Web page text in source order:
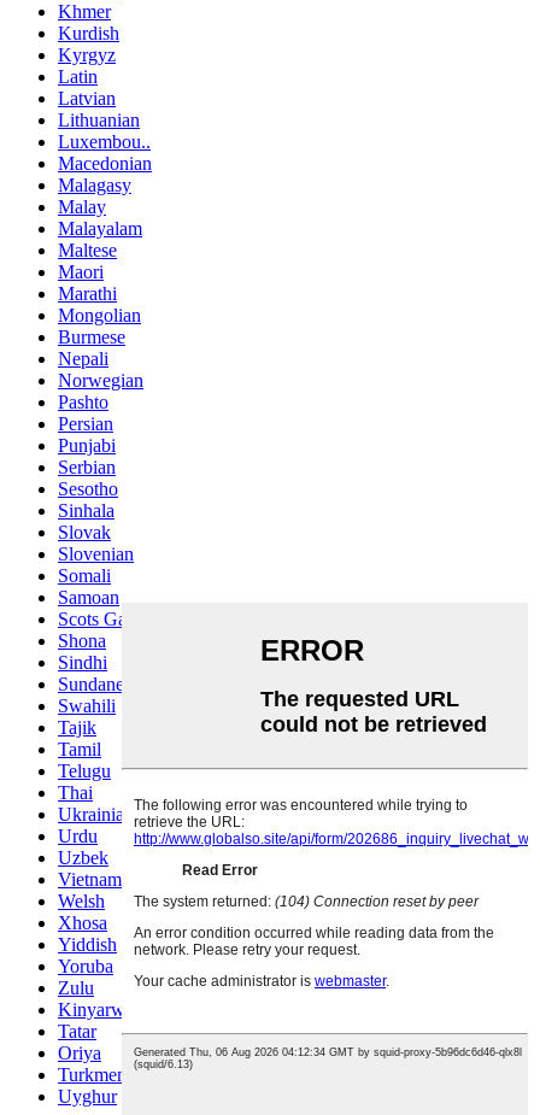
Khmer
Kurdish
Kyrgyz
Latin
Latvian
Lithuanian
Luxembou..
Macedonian
Malagasy
Malay
Malayalam
Maltese
Maori
Marathi
Mongolian
Burmese
Nepali
Norwegian
Pashto
Persian
Punjabi
Serbian
Sesotho
Sinhala
Slovak
Slovenian
Somali
Samoan
Scots Gaelic
Shona
Sindhi
Sundanese
Swahili
Tajik
Tamil
Telugu
Thai
Ukrainian
Urdu
Uzbek
Vietnamese
Welsh
Xhosa
Yiddish
Yoruba
Zulu
Kinyarwanda
Tatar
Oriya
Turkmen
Uyghur